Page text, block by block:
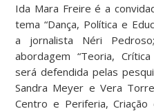
Ida Mara Freire é a
tema “Dança, Política e
a jornalista Néri
abordagem “Teoria,
será defendida pelas
Sandra Meyer e Vera
Centro e Periferia, Criação